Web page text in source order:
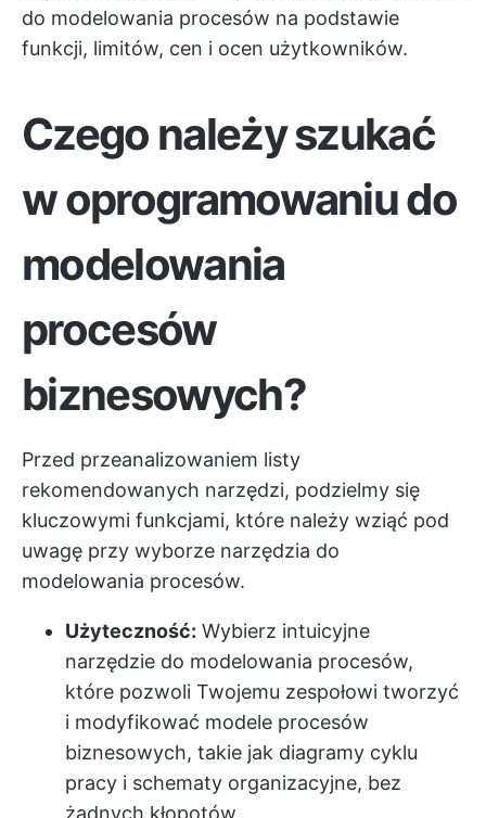
do modelowania procesów na podstawie
funkcji, limitów, cen i ocen użytkowników.
Czego należy szukać
w oprogramowaniu do
modelowania
procesów
biznesowych?
Przed przeanalizowaniem listy
rekomendowanych narzędzi, podzielmy się
kluczowymi funkcjami, które należy wziąć pod
uwagę przy wyborze narzędzia do
modelowania procesów.
Użyteczność: Wybierz intuicyjne
narzędzie do modelowania procesów,
które pozwoli Twojemu zespołowi tworzyć
i modyfikować modele procesów
biznesowych, takie jak diagramy cyklu
pracy i schematy organizacyjne, bez
żadnych kłopotów